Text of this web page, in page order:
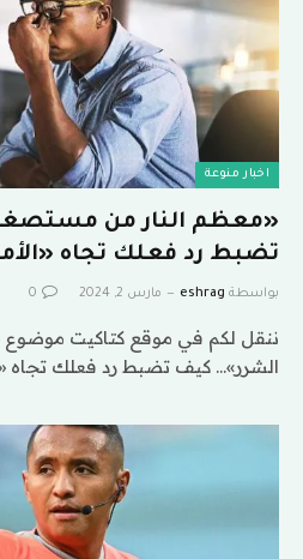
اخبار منوعة
«معظم النار من
تضبط رد فعلك تجاه
بواسطة eshrag مارس 2, 2024 0
ننقل لكم في موقع كتاكيت
الشرر»… كيف تضبط رد فعلك تجاه